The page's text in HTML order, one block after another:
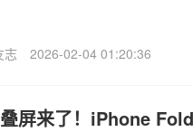
志 2026-02-04 01:20:36
屏来了！iPhone